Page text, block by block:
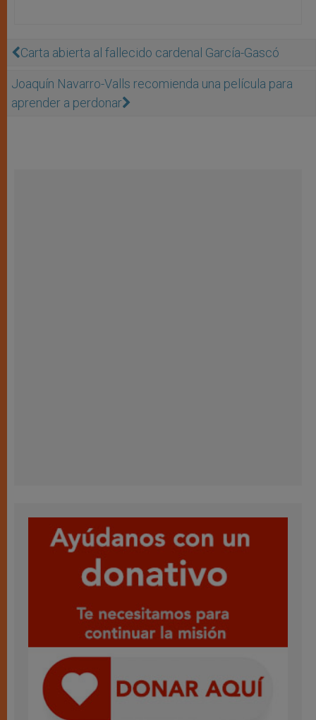
Carta abierta al fallecido cardenal García-Gascó
Joaquín Navarro-Valls recomienda una película para
aprender a perdonar